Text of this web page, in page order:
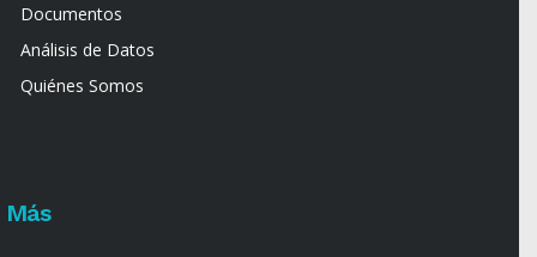
Documentos
Análisis de Datos
Quiénes Somos
Más